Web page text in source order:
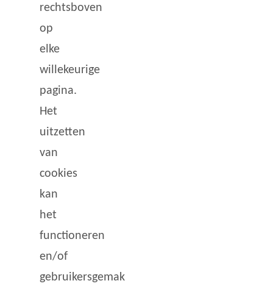
rechtsboven
op
elke
willekeurige
pagina.
Het
uitzetten
van
cookies
kan
het
functioneren
en/of
gebruikersgemak